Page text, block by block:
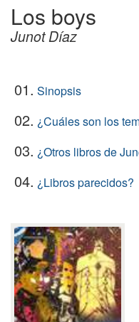
Los boys
Junot Díaz
01. Sinopsis
02. ¿Cuáles son los
03. ¿Otros libros de
04. ¿Libros parecidos?